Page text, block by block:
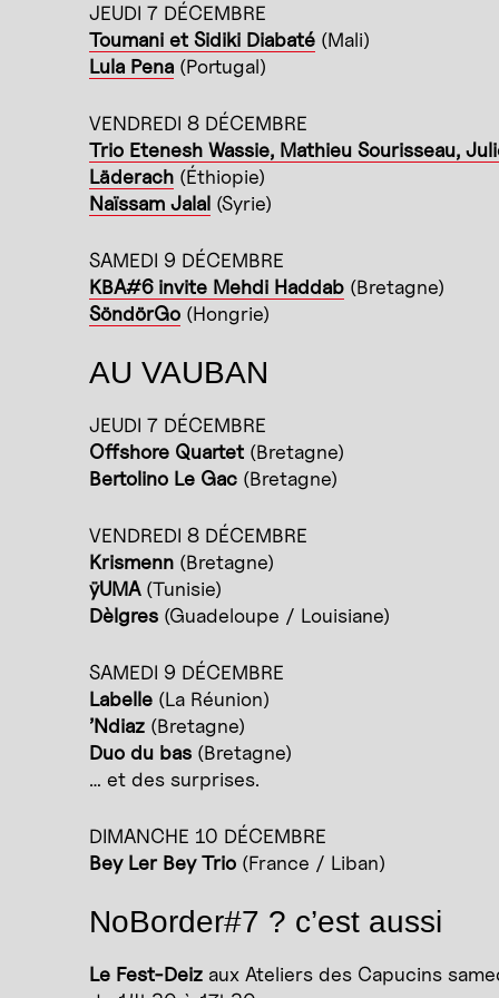
JEUDI 7 DÉCEMBRE
Toumani et Sidiki Diabaté (Mali)
Lula Pena (Portugal)
VENDREDI 8 DÉCEMBRE
Trio Etenesh Wassie, Mathieu Sourisseau,
Läderach (Éthiopie)
Naïssam Jalal (Syrie)
SAMEDI 9 DÉCEMBRE
KBA#6 invite Mehdi Haddab (Bretagne)
SöndörGo (Hongrie)
AU VAUBAN
JEUDI 7 DÉCEMBRE
Offshore Quartet (Bretagne)
Bertolino Le Gac (Bretagne)
VENDREDI 8 DÉCEMBRE
Krismenn (Bretagne)
ÿUMA (Tunisie)
Dèlgres (Guadeloupe / Louisiane)
SAMEDI 9 DÉCEMBRE
Labelle (La Réunion)
’Ndiaz (Bretagne)
Duo du bas (Bretagne)
… et des surprises.
DIMANCHE 10 DÉCEMBRE
Bey Ler Bey Trio (France / Liban)
NoBorder#7 ? c’est aussi
Le Fest-Deiz aux Ateliers des Capucins